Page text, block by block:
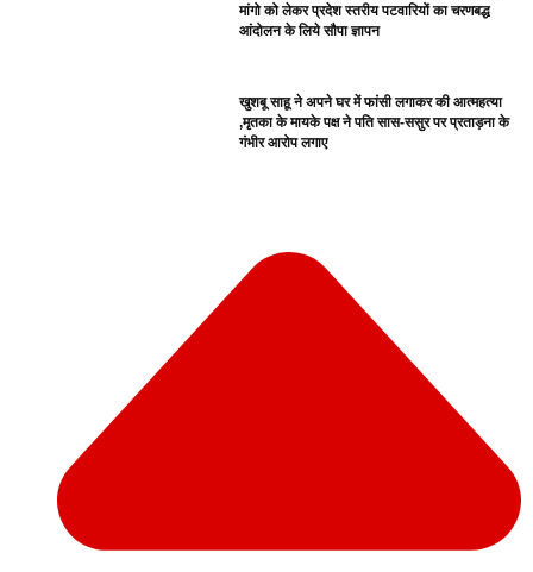
मांगो को लेकर प्रदेश स्तरीय पटवारियों का चरणबद्ध
आंदोलन के लिये सौपा ज्ञापन
खुशबू साहू ने अपने घर में फांसी लगाकर की आत्महत्या
,मृतका के मायके पक्ष ने पति सास-ससुर पर प्रताड़ना के
गंभीर आरोप लगाए